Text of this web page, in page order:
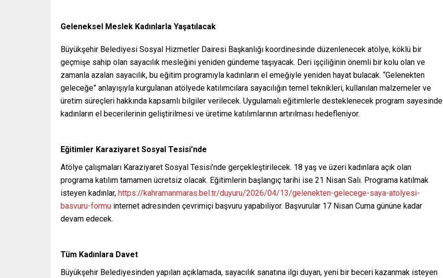
Geleneksel Meslek Kadınlarla Yaşatılacak
Büyükşehir Belediyesi Sosyal Hizmetler Dairesi Başkanlığı koordinesinde düzenlenecek atölye, köklü bir
geçmişe sahip olan sayacılık mesleğini yeniden gündeme taşıyacak. Deri işçiliğinin önemli bir kolu olan ve
zamanla azalan sayacılık, bu eğitim programıyla kadınların el emeğiyle yeniden hayat bulacak. “Gelenekten
geleceğe” anlayışıyla kurgulanan atölyede katılımcılara sayacılığın temel teknikleri, kullanılan malzemeler ve
üretim süreçleri hakkında kapsamlı bilgiler verilecek. Uygulamalı eğitimlerle desteklenecek program sayesinde
kadınların el becerilerinin geliştirilmesi ve üretime katılımlarının artırılması hedefleniyor.
Eğitimler Karaziyaret Sosyal Tesisi’nde
Atölye çalışmaları Karaziyaret Sosyal Tesisi’nde gerçekleştirilecek. 18 yaş ve üzeri kadınlara açık olan
programa katılım tamamen ücretsiz olacak. Eğitimlerin başlangıç tarihi ise 21 Nisan Salı. Programa katılmak
isteyen kadınlar, https://kahramanmaras.bel.tr/duyuru/2026/04/13/gelenekten-gelecege-saya-atolyesi-
basvuru-formu internet adresinden çevrimiçi başvuru yapabiliyor. Başvurular 17 Nisan Cuma gününe kadar
devam edecek.
Tüm Kadınlara Davet
Büyükşehir Belediyesinden yapılan açıklamada, sayacılık sanatına ilgi duyan, yeni bir beceri kazanmak isteyen